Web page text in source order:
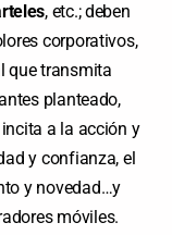
, etc.; deben
corporativos,
que transmita
planteado,
a la acción y
y confianza, el
y novedad…y
móviles.